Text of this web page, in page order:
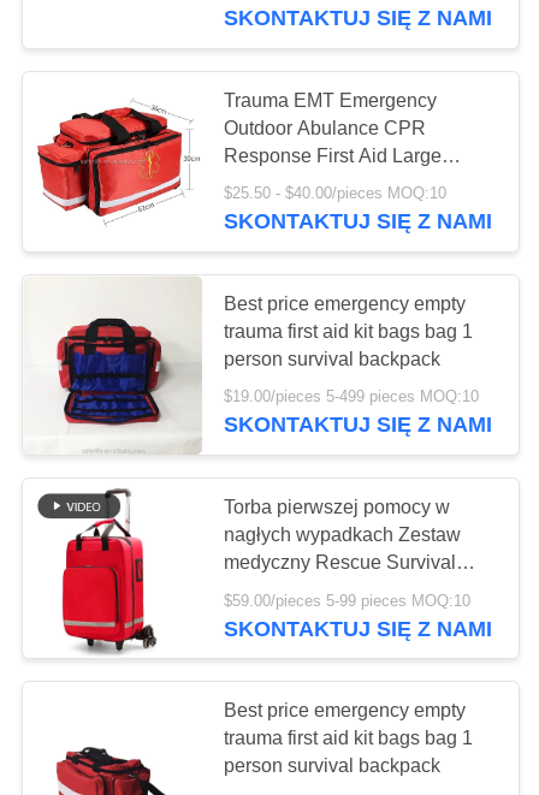
Artykuły medyczne
do opieki domowej
Bandaże z taśmy
medycznej
135
Apteczka
samochodowa
SKONTAKTUJ SIĘ Z NAMI
Trauma EMT Emergency
Outdoor Abulance CPR
Response First Aid Large
Capacity With Shoulder Strap
Bag
$25.50 - $40.00/pieces MOQ:10
SKONTAKTUJ SIĘ Z NAMI
Best price emergency empty
trauma first aid kit bags bag 1
person survival backpack
$19.00/pieces 5-499 pieces MOQ:10
SKONTAKTUJ SIĘ Z NAMI
Torba pierwszej pomocy w
nagłych wypadkach Zestaw
medyczny Rescue Survival
Backpack
$59.00/pieces 5-99 pieces MOQ:10
SKONTAKTUJ SIĘ Z NAMI
Best price emergency empty
trauma first aid kit bags bag 1
person survival backpack